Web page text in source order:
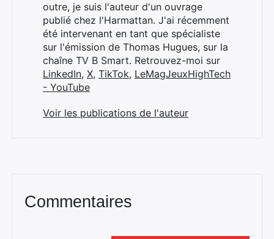
outre, je suis l'auteur d'un ouvrage
publié chez l'Harmattan. J'ai récemment
été intervenant en tant que spécialiste
sur l'émission de Thomas Hugues, sur la
chaîne TV B Smart. Retrouvez-moi sur
LinkedIn, X, TikTok, LeMagJeuxHighTech
- YouTube
Voir les publications de l'auteur
Commentaires